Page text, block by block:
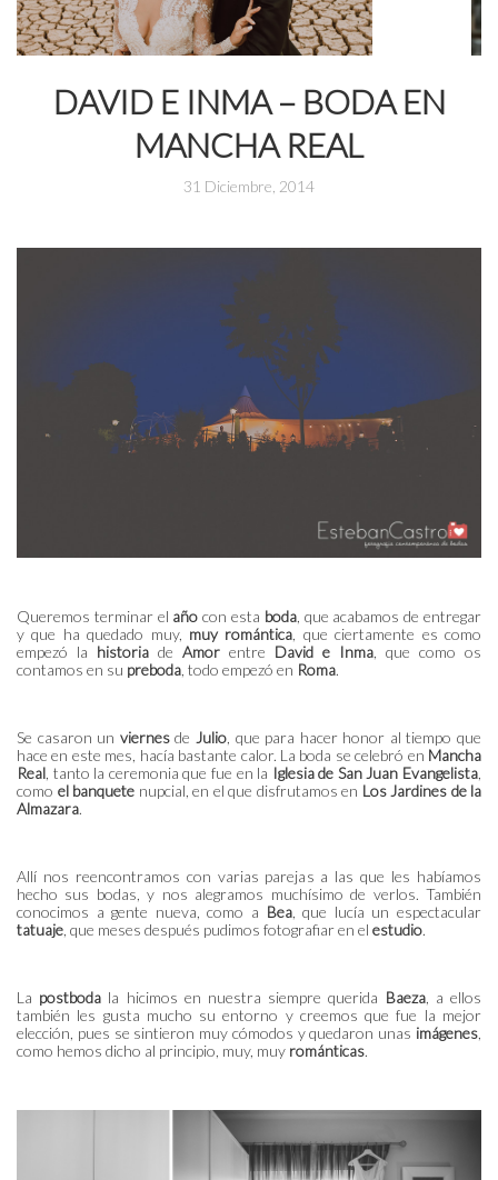
DAVID E INMA – BODA EN
MANCHA REAL
31 Diciembre, 2014
Queremos terminar el año con esta boda, que acabamos de entregar
y que ha quedado muy, muy romántica , que ciertamente es como
empezó la historia de Amor entre David e Inma , que como os
contamos en su preboda , todo empezó en Roma.
Se casaron un viernesde Julio, que para hacer honor al tiempo que
hace en este mes, hacía bastante calor. La boda se celebró en Mancha
Real , tanto la ceremonia que fue en la Iglesia de San Juan Evangelista
como el banquete nupcial, en el que disfrutamos en Los Jardines de la
Almazara.
Allí nos reencontramos con varias parejas a las que les habíamos
hecho sus bodas, y nos alegramos muchísimo de verlos. También
conocimos a gente nueva, como a Bea, que lucía un espectacular
tatuaje , que meses después pudimos fotografiar en el estudio.
La postboda la hicimos en nuestra siempre querida Baeza, a ellos
también les gusta mucho su entorno y creemos que fue la mejor
elección, pues se sintieron muy cómodos y quedaron unas imágenes
como hemos dicho al principio, muy, muy románticas.